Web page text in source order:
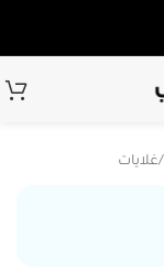
/غلايات